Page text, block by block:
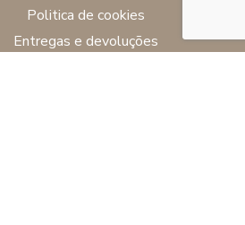
politica de cookies
entregas e devoluções